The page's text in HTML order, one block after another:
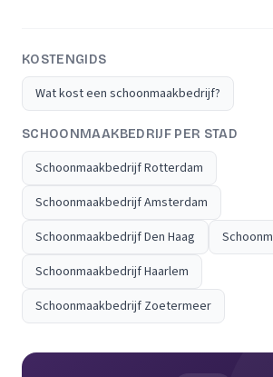
KOSTENGIDS
Wat kost een schoonmaakbedrijf?
SCHOONMAAKBEDRIJF PER STAD
Schoonmaakbedrijf Rotterdam
Schoonmaakbedrijf Amsterdam
Schoonmaakbedrijf Den Haag
Schoonmaakbedrijf Haarlem
Schoonmaakbedrijf Zoetermeer